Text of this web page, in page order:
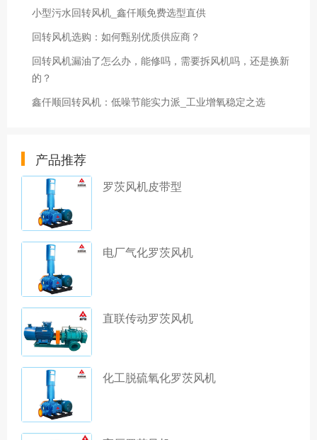
小型污水回转风机_鑫仟顺免费选型直供
回转风机选购：如何甄别优质供应商？
回转风机漏油了怎么办，能修吗，需要拆风机吗，还是换新
的？
鑫仟顺回转风机：低噪节能实力派_工业增氧稳定之选
产品推荐
罗茨风机皮带型
电厂气化罗茨风机
直联传动罗茨风机
化工脱硫氧化罗茨风机